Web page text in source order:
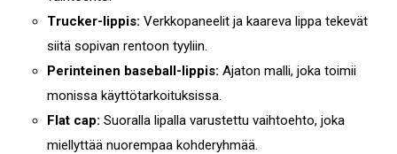
Trucker-lippis: Verkkopaneelit ja kaareva lippa tekevät
siitä sopivan rentoon tyyliin.
Perinteinen baseball-lippis: Ajaton malli, joka toimii
monissa käyttötarkoituksissa.
Flat cap: Suoralla lipalla varustettu vaihtoehto, joka
miellyttää nuorempaa kohderyhmää.